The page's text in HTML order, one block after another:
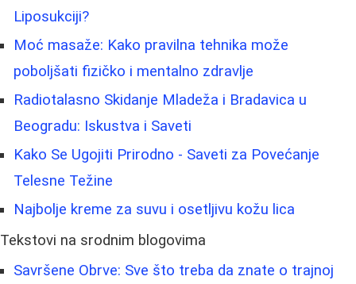
Liposukciji?
Moć masaže: Kako pravilna tehnika može
poboljšati fizičko i mentalno zdravlje
Radiotalasno Skidanje Mladeža i Bradavica u
Beogradu: Iskustva i Saveti
Kako Se Ugojiti Prirodno - Saveti za Povećanje
Telesne Težine
Najbolje kreme za suvu i osetljivu kožu lica
Tekstovi na srodnim blogovima
Savršene Obrve: Sve što treba da znate o trajnoj